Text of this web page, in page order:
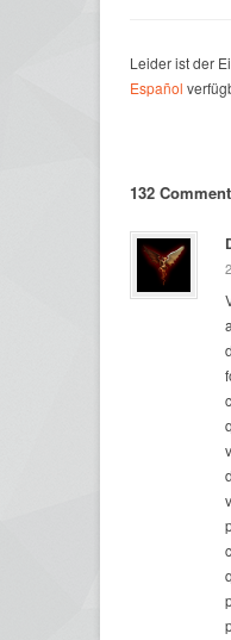
Leider ist der
Español
132